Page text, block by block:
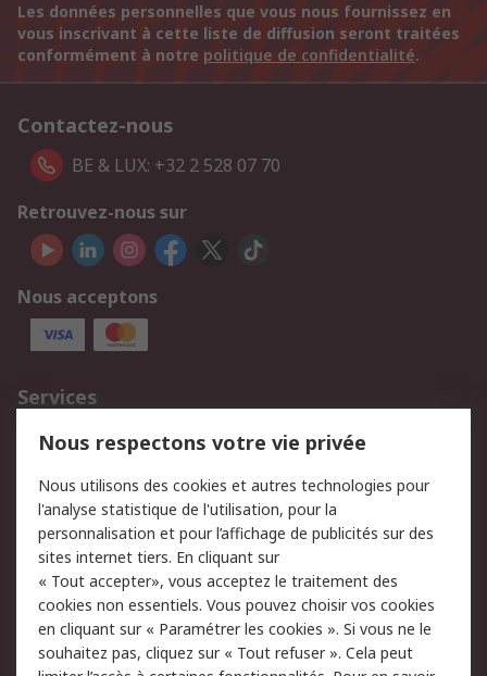
Les données personnelles que vous nous fournissez en
vous inscrivant à cette liste de diffusion seront traitées
conformément à notre politique de confidentialité.
Contactez-nous
BE & LUX: +32 2 528 07 70
Retrouvez-nous sur
Nous acceptons
Services
750.000 produits
2.500 marques
Retours
Support technique
Track & trace
Legal
Politique de cookies
Sécurité des e-mails
Politique de protection
Conditions générales
Nous respectons votre vie privée
Nous utilisons des cookies et autres technologies pour
l'analyse statistique de l'utilisation, pour la
personnalisation et pour l’affichage de publicités sur des
sites internet tiers. En cliquant sur
« Tout accepter», vous acceptez le traitement des
cookies non essentiels. Vous pouvez choisir vos cookies
en cliquant sur « Paramétrer les cookies ». Si vous ne le
souhaitez pas, cliquez sur « Tout refuser ». Cela peut